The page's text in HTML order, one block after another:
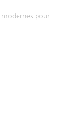
modernes pour